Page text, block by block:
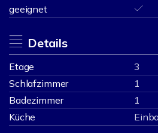
geeignet
Details
Etage
3
Schlafzimmer
1
Badezimmer
1
Küche